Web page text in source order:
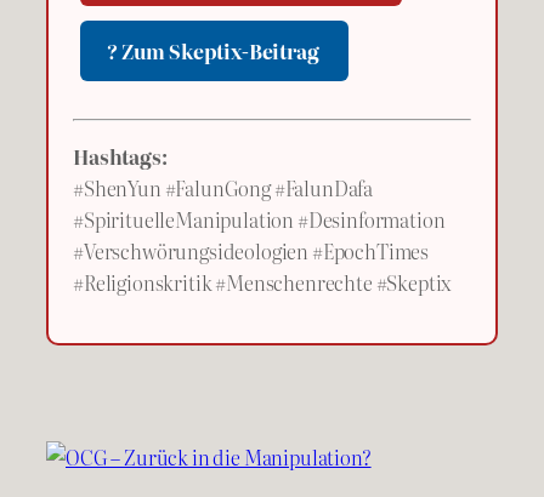
? Zum Skeptix-Beitrag
Hashtags:
#ShenYun #FalunGong #FalunDafa
#SpirituelleManipulation #Desinformation
#Verschwörungsideologien #EpochTimes
#Religionskritik #Menschenrechte #Skeptix